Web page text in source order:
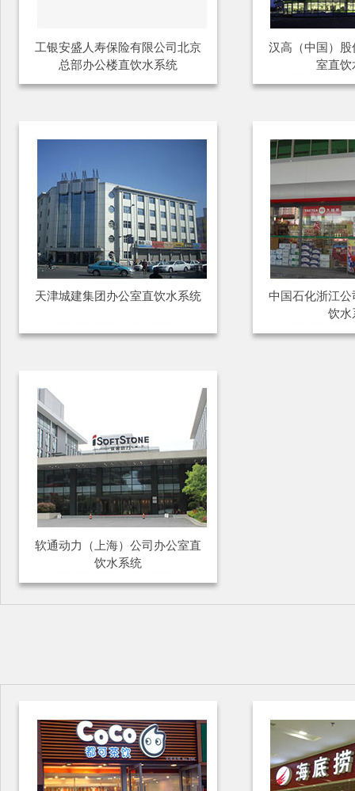
工银安盛人寿保险有限公司北京
总部办公楼直饮水系统
汉高（中国）
室直饮
天津城建集团办公室直饮水系统
中国石化浙江
饮水
软通动力（上海）公司办公室直
饮水系统